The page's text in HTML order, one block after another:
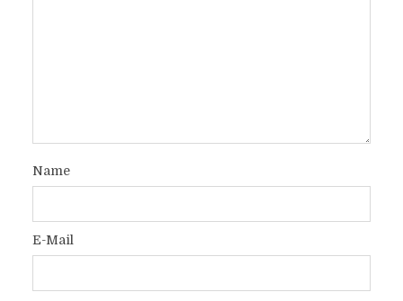
Name
E-Mail